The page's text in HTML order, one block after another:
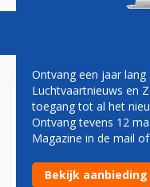
EMBRAER
ORDER UIT
STATEN
Ontvang een jaar
Luchtvaartnieuws en
toegang tot al het
Ontvang tevens 12
Magazine in de mail
Bekijk aanbieding